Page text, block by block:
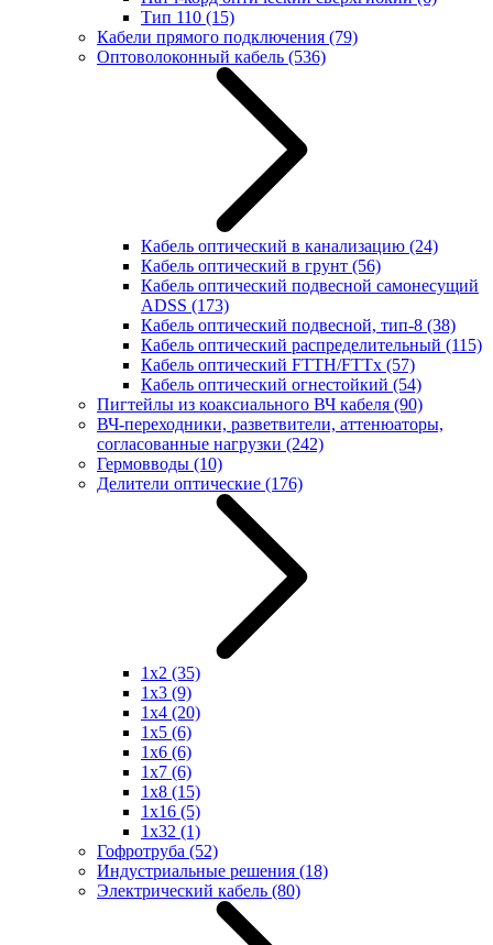
Тип 110 (15)
Кабели прямого подключения (79)
Оптоволоконный кабель (536)
Кабель оптический в канализацию (24)
Кабель оптический в грунт (56)
Кабель оптический подвесной самонесущий
ADSS (173)
Кабель оптический подвесной, тип-8 (38)
Кабель оптический распределительный (115)
Кабель оптический FTTH/FTTx (57)
Кабель оптический огнестойкий (54)
Пигтейлы из коаксиального ВЧ кабеля (90)
ВЧ-переходники, разветвители, аттенюаторы,
согласованные нагрузки (242)
Гермовводы (10)
Делители оптические (176)
1x2 (35)
1x3 (9)
1x4 (20)
1x5 (6)
1x6 (6)
1x7 (6)
1x8 (15)
1x16 (5)
1x32 (1)
Гофротруба (52)
Индустриальные решения (18)
Электрический кабель (80)